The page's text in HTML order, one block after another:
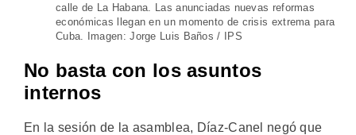
calle de La Habana. Las anunciadas nuevas reformas
económicas llegan en un momento de crisis extrema para
Cuba. Imagen: Jorge Luis Baños / IPS
No basta con los asuntos
internos
En la sesión de la asamblea, Díaz-Canel negó que